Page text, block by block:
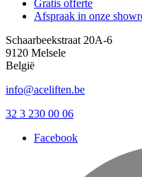
Gratis offerte
Afspraak in onze
Schaarbeekstraat 20A-6
9120 Melsele
België
info@aceliften.be
32 3 230 00 06
Facebook